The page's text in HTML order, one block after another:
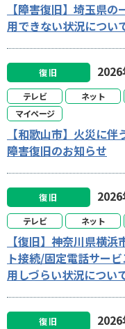
【障害復旧】埼玉県
用できない状況につい
復旧 2026
テレビ ネット
マイページ
【和歌山市】火災に
障害復旧のお知らせ
復旧 2026
テレビ ネット
【復旧】神奈川県横
ト接続/固定電話サー
用しづらい状況につい
復旧 2026